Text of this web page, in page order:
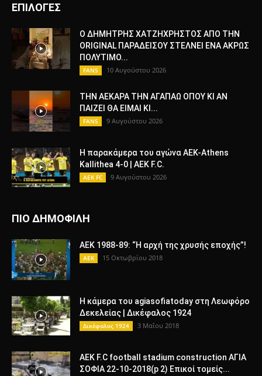
ΕΠΙΛΟΓΕΣ
Ο ΔΗΜΗΤΡΗΣ ΧΑΤΖΗΧΡΗΣΤΟΣ ΑΠΟ ΤΗΝ
ORIGINAL ΠΑΡΑΔΕΙΣΟΥ ΣΤΕΛΝΕΙ ΕΝΑ ΑΚΡΩΣ
ΠΟΛΥΤΙΜΟ...
FANS 10 Αυγούστου 2026
ΤΗΝ ΑΕΚΑΡΑ ΤΗΝ ΑΓΑΠΑΩ ΟΠΟΥ ΚΙ ΑΝ
ΠΑΙΖΕΙ ΘΑ ΕΙΜΑΙ ΚΙ...
FANS 9 Αυγούστου 2026
Η παρακάμερα του αγώνα ΑΕΚ-Athens
Kallithea 4-0 | AEK F.C.
AEK FC 9 Αυγούστου 2026
ΠΙΟ ΔΗΜΟΦΙΛΗ
AEK 1988-89: “Η αρχή της χρυσής εποχής”!
AEK 15 Οκτωβρίου 2018
Η κάμερα του agiasofiatoday στη Λεωφόρο
Δεκελείας | Δικέφαλος 1924
Δικέφαλος 1924 3 Μαΐου 2018
AEK F.C football stadium construction ΑΓΙΑ
ΣΟΦΙΑ 22-10-2018(p 2) Επικοί τομείς...